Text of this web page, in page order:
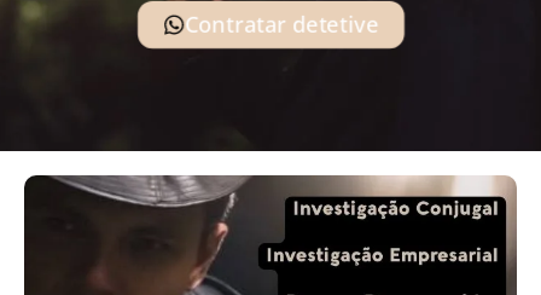
Contratar detetive